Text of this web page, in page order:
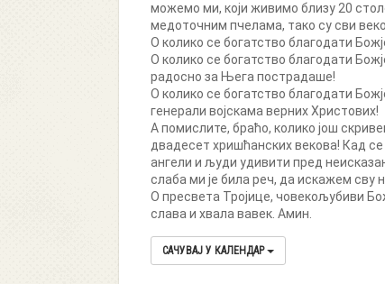
можемо ми, који живимо близу 20
медоточним пчелама, тако су сви
О колико се богатство благодати
О колико се богатство благодати
радосно за Њега пострадаше!
О колико се богатство благодати
генерали војскама верних Христових!
А помислите, браћо, колико још
двадесет хришћанских векова! Кад се
ангели и људи удивити пред
слаба ми је била реч, да искажем сву
О пресвета Тројице, човекољубиви
слава и хвала вавек. Амин.
САЧУВАЈ У КАЛЕНДАР